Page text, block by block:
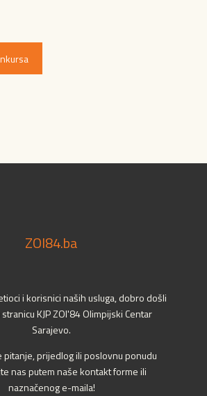
ZOI84.ba
i korisnici naših usluga, dobro došli
KJP ZOI'84 Olimpijski Centar
Sarajevo.
pitanje, prijedlog ili poslovnu ponudu
nas putem naše kontakt forme ili
naznačenog e-maila!